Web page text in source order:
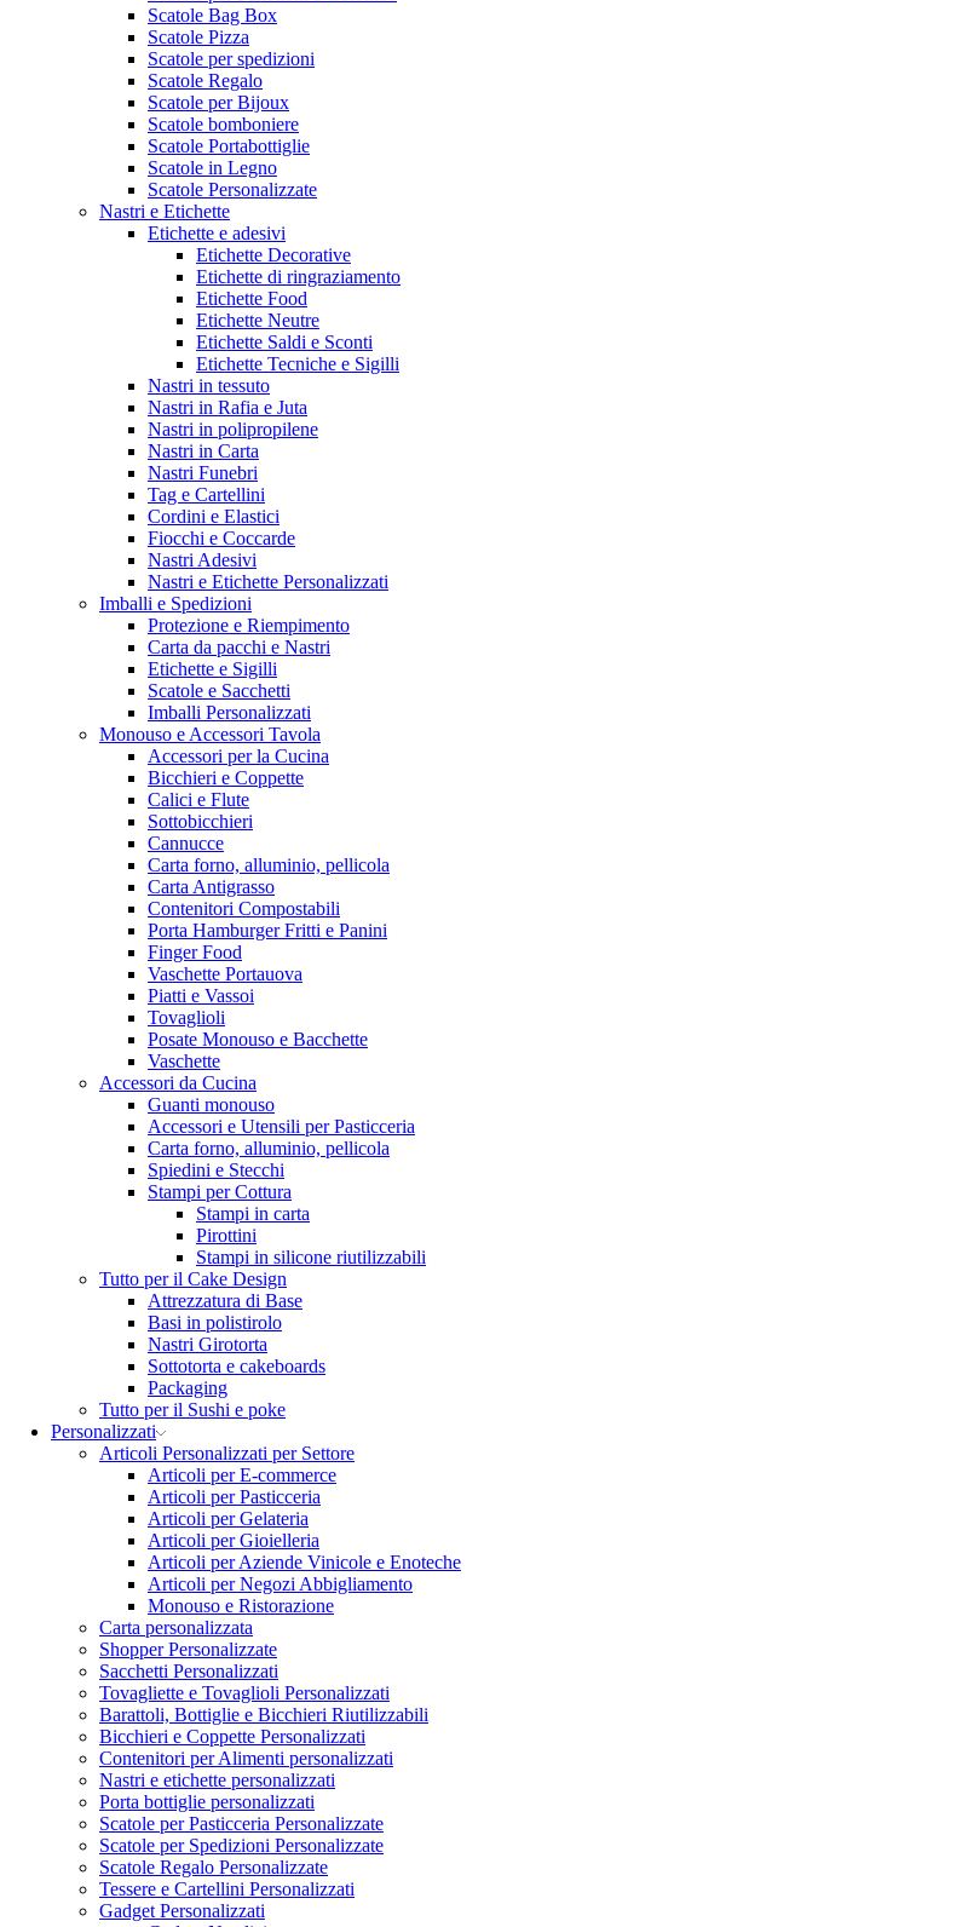
Scatole Bag Box
Scatole Pizza
Scatole per spedizioni
Scatole Regalo
Scatole per Bijoux
Scatole bomboniere
Scatole Portabottiglie
Scatole in Legno
Scatole Personalizzate
Nastri e Etichette
Etichette e adesivi
Etichette Decorative
Etichette di ringraziamento
Etichette Food
Etichette Neutre
Etichette Saldi e Sconti
Etichette Tecniche e Sigilli
Nastri in tessuto
Nastri in Rafia e Juta
Nastri in polipropilene
Nastri in Carta
Nastri Funebri
Tag e Cartellini
Cordini e Elastici
Fiocchi e Coccarde
Nastri Adesivi
Nastri e Etichette Personalizzati
Imballi e Spedizioni
Protezione e Riempimento
Carta da pacchi e Nastri
Etichette e Sigilli
Scatole e Sacchetti
Imballi Personalizzati
Monouso e Accessori Tavola
Accessori per la Cucina
Bicchieri e Coppette
Calici e Flute
Sottobicchieri
Cannucce
Carta forno, alluminio, pellicola
Carta Antigrasso
Contenitori Compostabili
Porta Hamburger Fritti e Panini
Finger Food
Vaschette Portauova
Piatti e Vassoi
Tovaglioli
Posate Monouso e Bacchette
Vaschette
Accessori da Cucina
Guanti monouso
Accessori e Utensili per Pasticceria
Carta forno, alluminio, pellicola
Spiedini e Stecchi
Stampi per Cottura
Stampi in carta
Pirottini
Stampi in silicone riutilizzabili
Tutto per il Cake Design
Attrezzatura di Base
Basi in polistirolo
Nastri Girotorta
Sottotorta e cakeboards
Packaging
Tutto per il Sushi e poke
Personalizzati
Articoli Personalizzati per Settore
Articoli per E-commerce
Articoli per Pasticceria
Articoli per Gelateria
Articoli per Gioielleria
Articoli per Aziende Vinicole e Enoteche
Articoli per Negozi Abbigliamento
Monouso e Ristorazione
Carta personalizzata
Shopper Personalizzate
Sacchetti Personalizzati
Tovagliette e Tovaglioli Personalizzati
Barattoli, Bottiglie e Bicchieri Riutilizzabili
Bicchieri e Coppette Personalizzati
Contenitori per Alimenti personalizzati
Nastri e etichette personalizzati
Porta bottiglie personalizzati
Scatole per Pasticceria Personalizzate
Scatole per Spedizioni Personalizzate
Scatole Regalo Personalizzate
Tessere e Cartellini Personalizzati
Gadget Personalizzati